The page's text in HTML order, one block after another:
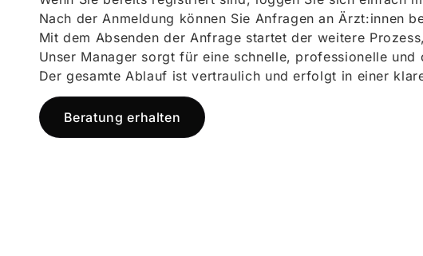
Nach der Anmeldung können Sie Anfragen an Ärzt:innen
Mit dem Absenden der Anfrage startet der weitere
Unser Manager sorgt für eine schnelle, professionelle
Der gesamte Ablauf ist vertraulich und erfolgt in einer
Beratung erhalten